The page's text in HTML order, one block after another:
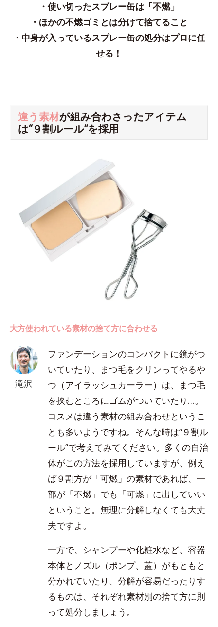
・使い切ったスプレー缶は「不燃」
・ほかの不燃ゴミとは分けて捨てること
・中身が入っているスプレー缶の処分はプロに任
せる！
違う素材が組み合わさったアイテム
は“９割ルール”を採用
大方使われている素材の捨て方に合わせる
滝沢
ファンデーションのコンパクトに鏡がつ
いていたり、まつ毛をクリンってやるや
つ（アイラッシュカーラー）は、まつ毛
を挟むところにゴムがついていたり…。
コスメは違う素材の組み合わせというこ
とも多いようですね。そんな時は“９割ル
ール”で考えてみてください。多くの自治
体がこの方法を採用していますが、例え
ば９割方が「可燃」の素材であれば、一
部が「不燃」でも「可燃」に出していい
ということ。無理に分解しなくても大丈
夫ですよ。
一方で、シャンプーや化粧水など、容器
本体とノズル（ポンプ、蓋）がもともと
分かれていたり、分解が容易だったりす
るものは、それぞれ素材別の捨て方に則
って処分しましょう。